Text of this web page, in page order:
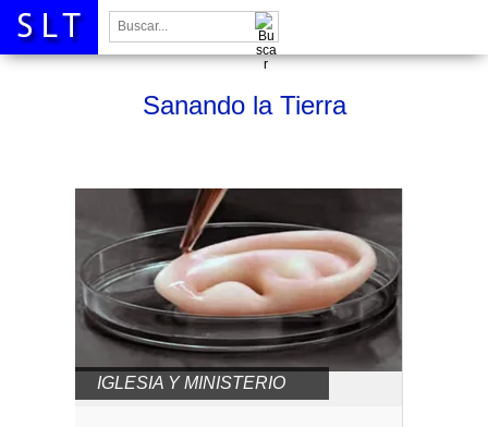
Buscar:
Sanando la Tierra
IGLESIA Y MINISTERIO